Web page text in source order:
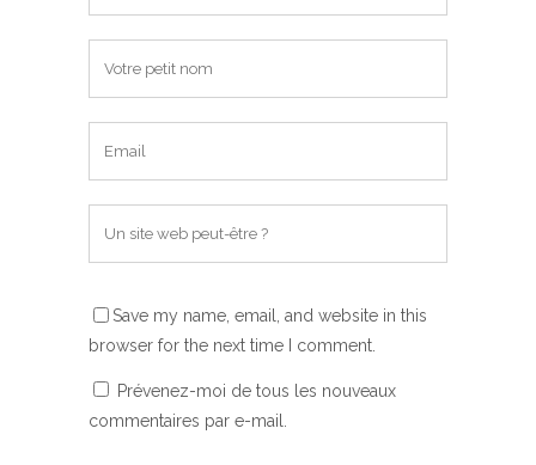
Save my name, email, and website in this
browser for the next time I comment.
Prévenez-moi de tous les nouveaux
commentaires par e-mail.